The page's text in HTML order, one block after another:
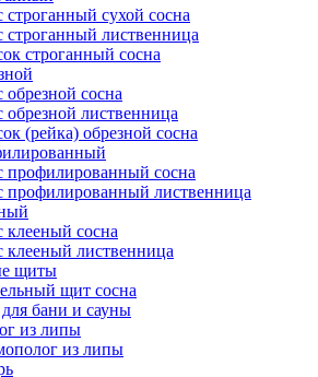
строганный сухой сосна
строганный лиственница
строганный сосна
обрезной сосна
обрезной лиственница
(рейка) обрезной сосна
профилированный сосна
профилированный лиственница
клееный сосна
клееный лиственница
щиты
щит сосна
бани и сауны
из липы
из липы